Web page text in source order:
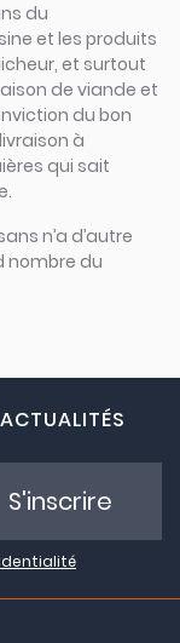
du
et les produits
et surtout
de viande et
du bon
à
qui sait
n’a d’autre
nombre du
S'inscrire